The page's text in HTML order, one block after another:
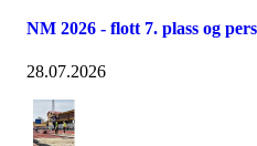
NM 2026 - flott 7. plass og
28.07.2026